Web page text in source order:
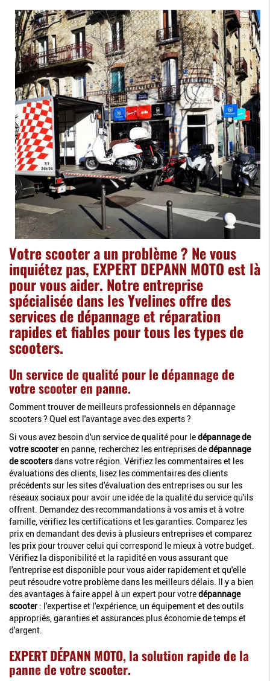
Votre scooter a un problème ? Ne vous
inquiétez pas, EXPERT DEPANN MOTO est là
pour vous aider. Notre entreprise
spécialisée dans les Yvelines offre des
services de dépannage et réparation
rapides et fiables pour tous les types de
scooters.
Un service de qualité pour le dépannage de
votre scooter en panne.
Comment trouver de meilleurs professionnels en dépannage
scooters ? Quel est l'avantage avec des experts ?
Si vous avez besoin d'un service de qualité pour ledépannage de
votre scooteren panne, recherchez les entreprises dedépannage
de scootersdans votre région. Vérifiez les commentaires et les
évaluations des clients, lisez les commentaires des clients
précédents sur les sites d'évaluation des entreprises ou sur les
réseaux sociaux pour avoir une idée de la qualité du service qu'ils
offrent. Demandez des recommandations à vos amis et à votre
famille, vérifiez les certifications et les garanties. Comparez les
prix en demandant des devis à plusieurs entreprises et comparez
les prix pour trouver celui qui correspond le mieux à votre budget.
Vérifiez la disponibilité et la rapidité en vous assurant que
l'entreprise est disponible pour vous aider rapidement et qu'elle
peut résoudre votre problème dans les meilleurs délais. Il y a bien
des avantages à faire appel à un expert pour votredépannage
scooter: l'expertise et l'expérience, un équipement et des outils
appropriés, garanties et assurances plus économie de temps et
d'argent.
EXPERT DÉPANN MOTO, la solution rapide de la
panne de votre scooter.